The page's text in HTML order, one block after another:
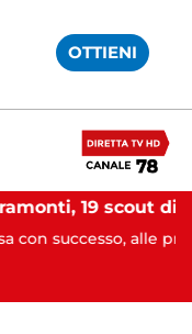
OTTIENI
alle prime luci